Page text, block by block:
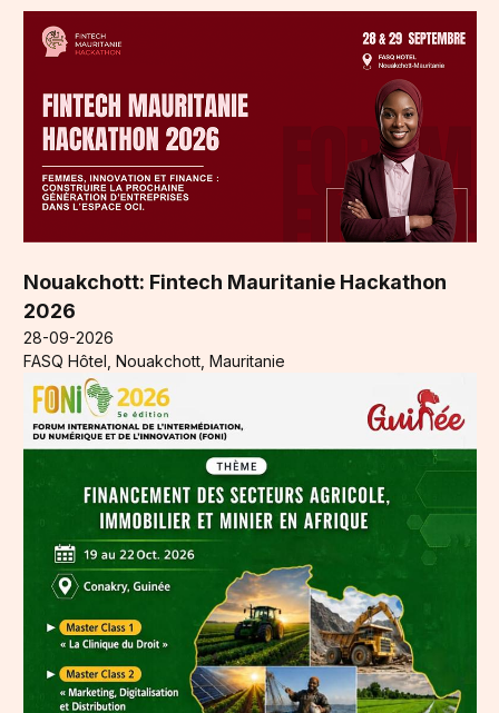
Nouakchott: Fintech Mauritanie Hackathon
2026
28-09-2026
FASQ Hôtel, Nouakchott, Mauritanie